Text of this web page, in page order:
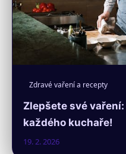
Zdravé vaření a recepty
Zlepšete své
každého kuchaře!
19. 2. 2026